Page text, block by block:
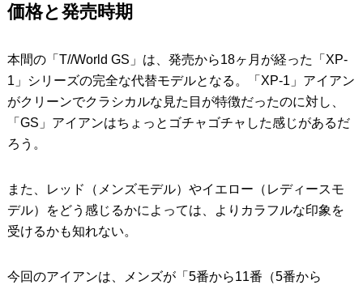
価格と発売時期
本間の「T//World GS」は、発売から18ヶ月が経った「XP-
1」シリーズの完全な代替モデルとなる。「XP-1」アイアン
がクリーンでクラシカルな見た目が特徴だったのに対し、
「GS」アイアンはちょっとゴチャゴチャした感じがあるだ
ろう。
また、レッド（メンズモデル）やイエロー（レディースモ
デル）をどう感じるかによっては、よりカラフルな印象を
受けるかも知れない。
今回のアイアンは、メンズが「5番から11番（5番から